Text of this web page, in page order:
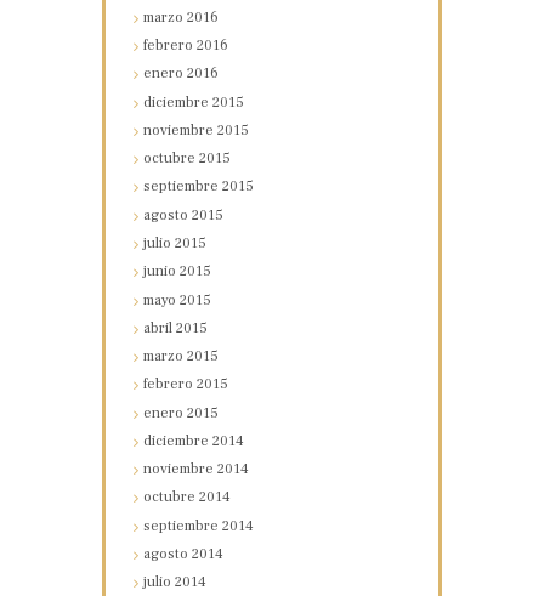
marzo2016
febrero2016
enero2016
diciembre2015
noviembre2015
octubre2015
septiembre2015
agosto2015
julio2015
junio2015
mayo2015
abril2015
marzo2015
febrero2015
enero2015
diciembre2014
noviembre2014
octubre2014
septiembre2014
agosto2014
julio2014